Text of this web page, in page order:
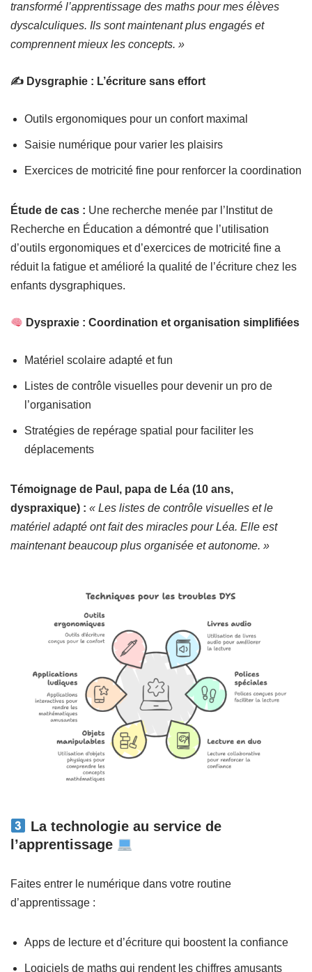
transformé l’apprentissage des maths pour mes élèves
dyscalculiques. Ils sont maintenant plus engagés et
comprennent mieux les concepts. »
✍ Dysgraphie : L’écriture sans effort
Outils ergonomiques pour un confort maximal
Saisie numérique pour varier les plaisirs
Exercices de motricité fine pour renforcer la coordination
Étude de cas : Une recherche menée par l’Institut de
Recherche en Éducation a démontré que l’utilisation
d’outils ergonomiques et d’exercices de motricité fine a
réduit la fatigue et amélioré la qualité de l’écriture chez les
enfants dysgraphiques.
Dyspraxie : Coordination et organisation simplifiées
Matériel scolaire adapté et fun
Listes de contrôle visuelles pour devenir un pro de
l’organisation
Stratégies de repérage spatial pour faciliter les
déplacements
Témoignage de Paul, papa de Léa (10 ans,
dyspraxique) : « Les listes de contrôle visuelles et le
matériel adapté ont fait des miracles pour Léa. Elle est
maintenant beaucoup plus organisée et autonome. »
La technologie au service de
l’apprentissage
Faites entrer le numérique dans votre routine
d’apprentissage :
Apps de lecture et d’écriture qui boostent la confiance
Logiciels de maths qui rendent les chiffres amusants